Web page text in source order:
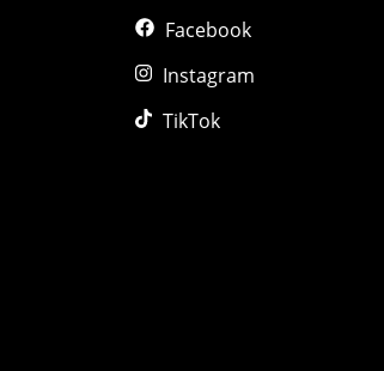
Facebook
Instagram
TikTok